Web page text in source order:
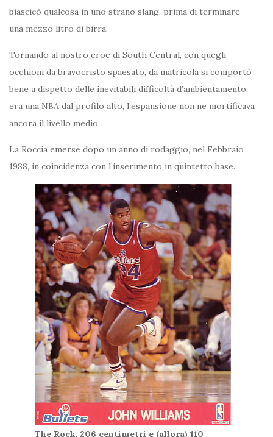
biascicò qualcosa in uno strano slang, prima di terminare
una mezzo litro di birra.
Tornando al nostro eroe di South Central, con quegli
occhioni da bravocristo spaesato, da matricola si comportò
bene a dispetto delle inevitabili difficoltà d’ambientamento:
era una NBA dal profilo alto, l’espansione non ne mortificava
ancora il livello medio.
La Roccia emerse dopo un anno di rodaggio, nel Febbraio
1988, in coincidenza con l’inserimento in quintetto base.
The Rock, 206 centimetri e (allora) 110